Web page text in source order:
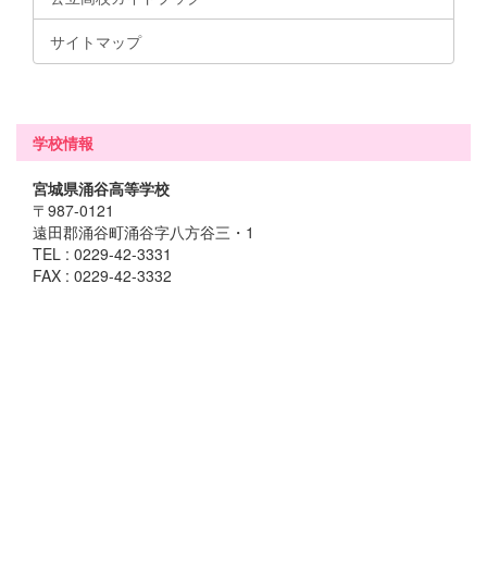
サイトマップ
学校情報
宮城県涌谷高等学校
〒987-0121
遠田郡涌谷町涌谷字八方谷三・1
TEL : 0229-42-3331
FAX : 0229-42-3332